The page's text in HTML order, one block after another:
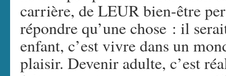
carrière, de LEUR bien-être
répondre qu’une chose : il
enfant, c’est vivre dans un
plaisir. Devenir adulte, c’est